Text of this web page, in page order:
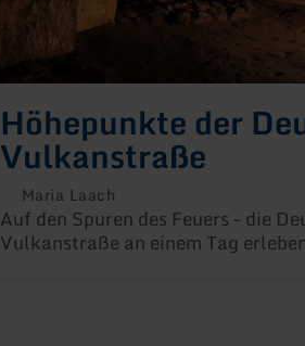
Höhepunkte der
Vulkanstraße
Maria Laach
Auf den Spuren des Feuers – die
Vulkanstraße an einem Tag